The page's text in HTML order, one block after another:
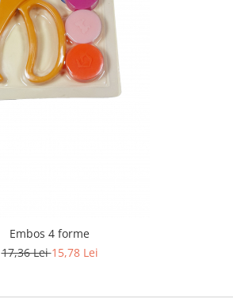
Embos 4 forme
17,36 Lei15,78 Lei